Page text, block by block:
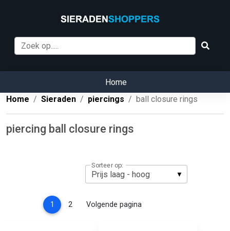
Home
Home
Sieraden piercings ball closure rings
piercing ball closure rings
Sorteer op:
1 (current)
2 Volgende pagina